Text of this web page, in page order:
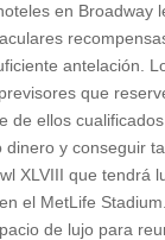
en Broadway
antelación.
que
de ellos
dinero y conseguir
XLVIII que tendrá
el MetLife
de lujo para